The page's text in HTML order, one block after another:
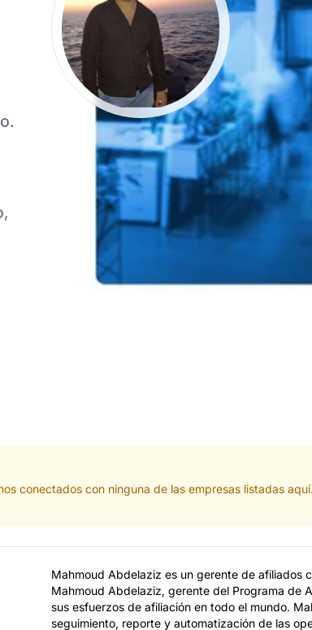
conectados con ninguna de las empresas listadas
Mahmoud Abdelaziz es un gerente de afiliados
Mahmoud Abdelaziz, gerente del Programa de
sus esfuerzos de afiliación en todo el mundo.
seguimiento, reporte y automatización de las